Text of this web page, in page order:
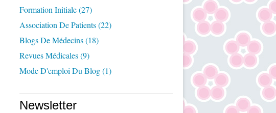
Formation Initiale(27)
Association De Patients(22)
Blogs De Médecins(18)
Revues Médicales(9)
Mode D'emploi Du Blog(1)
Newsletter